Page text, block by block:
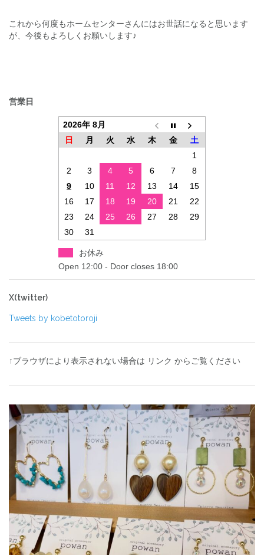
これから何度もホームセンターさんにはお世話になると思います
が、今後もよろしくお願いします♪
投
営業日
2026年 8月
日
月 火 水 木 金
土
1
2
3 4 5 6 7
8
9
10 11 12 13 14
15
16
17 18 19 20 21
22
23
24 25 26 27 28
29
30
31
お休み
Open 12:00 - Door closes 18:00
X(twitter)
Tweets by kobetotoroji
↑ブラウザにより表示されない場合は リンク からご覧ください